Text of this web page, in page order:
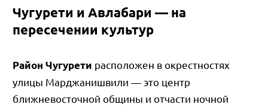
Чугурети и Авлабари — на
пересечении культур
Район Чугурети расположен в окрестностях
улицы Марджанишвили — это центр
ближневосточной общины и отчасти ночной